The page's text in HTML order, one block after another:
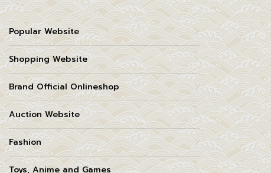
Popular Website
Shopping Website
Brand Official Onlineshop
Auction Website
Fashion
Toys, Anime and Games